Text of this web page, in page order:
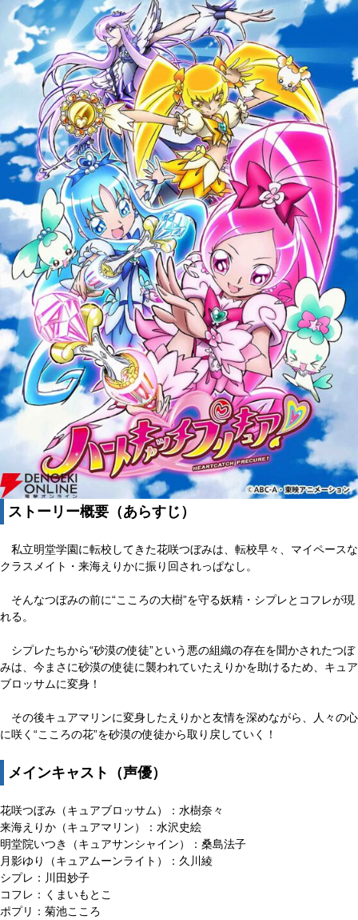
ストーリー概要（あらすじ）
私立明堂学園に転校してきた花咲つぼみは、転校早々、マイペースな
クラスメイト・来海えりかに振り回されっぱなし。
そんなつぼみの前に“こころの大樹”を守る妖精・シプレとコフレが現
れる。
シプレたちから“砂漠の使徒”という悪の組織の存在を聞かされたつぼ
みは、今まさに砂漠の使徒に襲われていたえりかを助けるため、キュア
ブロッサムに変身！
その後キュアマリンに変身したえりかと友情を深めながら、人々の心
に咲く“こころの花”を砂漠の使徒から取り戻していく！
メインキャスト（声優）
花咲つぼみ（キュアブロッサム）：水樹奈々
来海えりか（キュアマリン）：水沢史絵
明堂院いつき（キュアサンシャイン）：桑島法子
月影ゆり（キュアムーンライト）：久川綾
シプレ：川田妙子
コフレ：くまいもとこ
ポプリ：菊池こころ